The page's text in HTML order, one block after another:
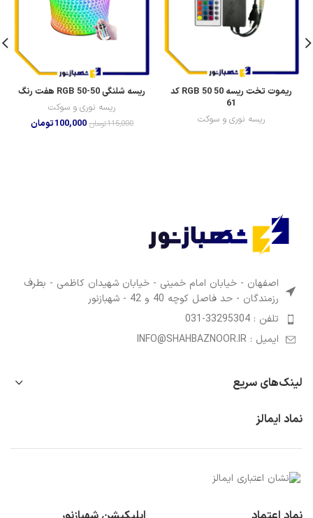
ریموت تخت ریسه RGB 50 50 کد
61
ریسه نوری و سوکت
ریسه شلنگی 50-50 RGB هفت رنگ
ریسه نوری و سوکت
115,000تومان 100,000تومان
اصفهان - خیابان امام خمینی - خیابان شهیدان کاظمی - بطرف
رزمندگان - حد فاصل کوچه 40 و 42 - شهبازنور
تلفن : 33295304-031
ایمیل : INFO@SHAHBAZNOOR.IR
لینک‌های سریع
نماد ایمالز